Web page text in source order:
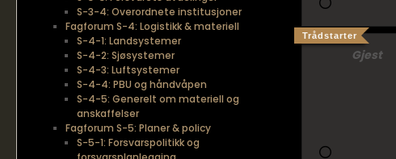
Gjest
Trådstarter
S-3-4: Overordnete institusjoner
Fagforum S-4: Logistikk & materiell
S-4-1: Landsystemer
S-4-2: Sjøsystemer
S-4-3: Luftsystemer
S-4-4: PBU og håndvåpen
S-4-5: Generelt om materiell og
anskaffelser
Fagforum S-5: Planer & policy
S-5-1: Forsvarspolitikk og